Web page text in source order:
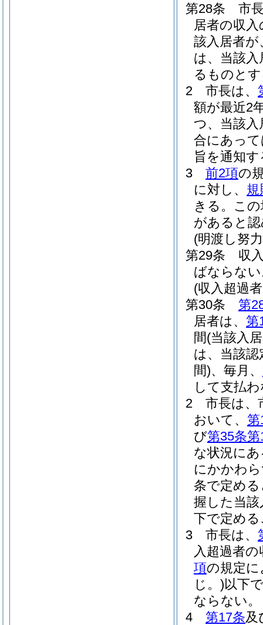
第28条
市
居者の収
該入居者
は、当該
るものと
2
市長は、
額が最近2
つ、当該
合にあっ
旨を通知
3
前2項の
に対し、 規
きる。 こ
があると
(明渡し努
第29条
収
ばならな
(収入超過
第30条
第
居者は、 第
間(当該入
は、当該
間)、毎月、
して支払
2
市長は、
おいて、 第
び第35条第
な状況に
にかかわ
条で定め
握した当
下で定め
3
市長は、
入超過者
項の規定
じ。)以下
ならない。
4
第17条及